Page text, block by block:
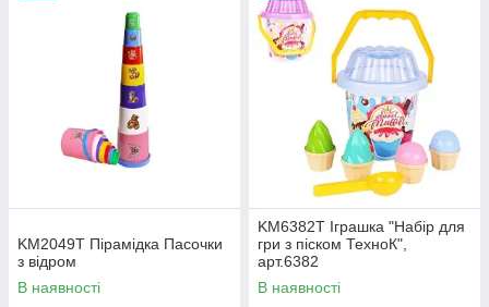
KM2049T Пірамідка Пасочки
з відром
В наявності
KM6382T Іграшка "Набір для
гри з піском ТехноК",
арт.6382
В наявності